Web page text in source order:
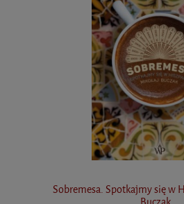
Sobremesa. Spotkajmy się w